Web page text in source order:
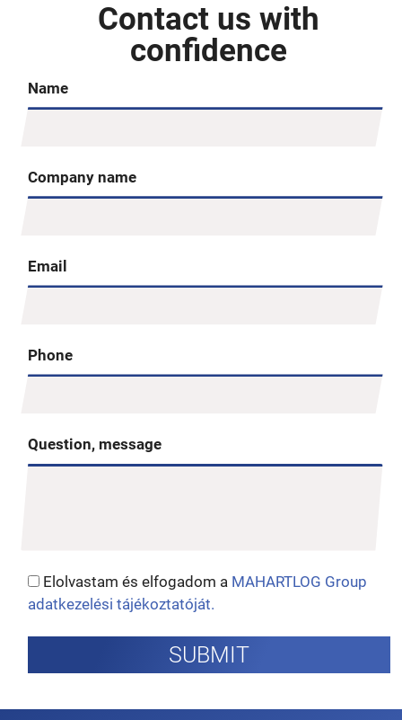
Contact us with
confidence
Name
Company name
Email
Phone
Question, message
Elolvastam és elfogadom a MAHARTLOG Group
adatkezelési tájékoztatóját.
SUBMIT